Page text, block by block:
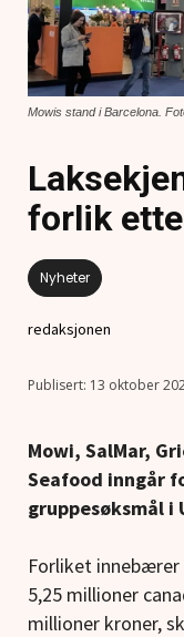
Mowis stand i Barcelona.
forlik
Nyheter
redaksjonen
13 oktober
Mowi, SalMar,
Seafood inngår
gruppesøksmål i
Forliket
5,25 millioner
millioner kroner,